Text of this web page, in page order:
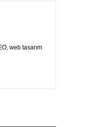
web tasarım